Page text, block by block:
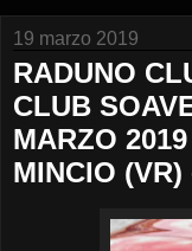
19 marzo 2019
RADUNO
CLUB
MARZO
MINCIO